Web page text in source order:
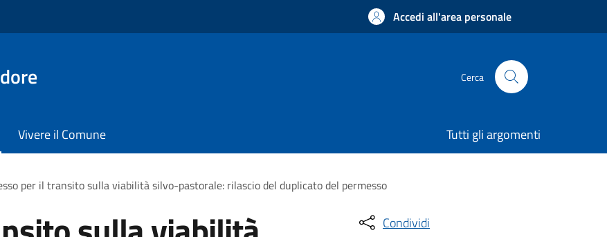
Accedi all'area personale
Cerca
Vivere il Comune Tutti gli argomenti
per il transito sulla viabilità silvo-pastorale: rilascio del duplicato del permesso
Condividi